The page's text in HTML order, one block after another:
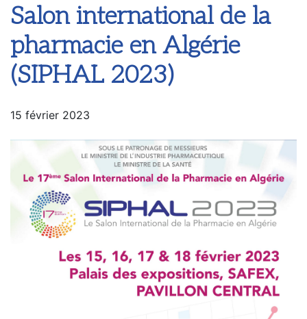
Salon international de la
pharmacie en Algérie
(SIPHAL 2023)
15 février 2023